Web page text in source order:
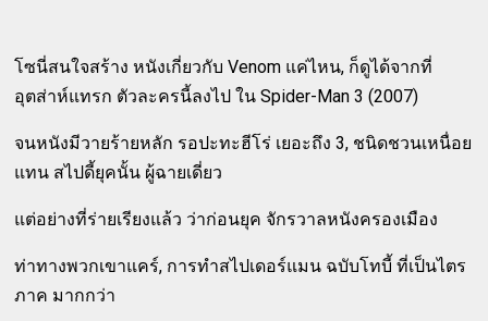
โซนี่สนใจสร้าง หนังเกี่ยวกับ Venom แค่ไหน, ก็ดูได้จากที่
อุตส่าห์แทรก ตัวละครนี้ลงไป ใน Spider-Man 3 (2007)
จนหนังมีวายร้ายหลัก รอปะทะฮีโร่ เยอะถึง 3, ชนิดชวนเหนื่อย
แทน สไปดี้ยุคนั้น ผู้ฉายเดี่ยว
แต่อย่างที่ร่ายเรียงแล้ว ว่าก่อนยุค จักรวาลหนังครองเมือง
ท่าทางพวกเขาแคร์, การทำสไปเดอร์แมน ฉบับโทบี้ ที่เป็นไตร
ภาค มากกว่า